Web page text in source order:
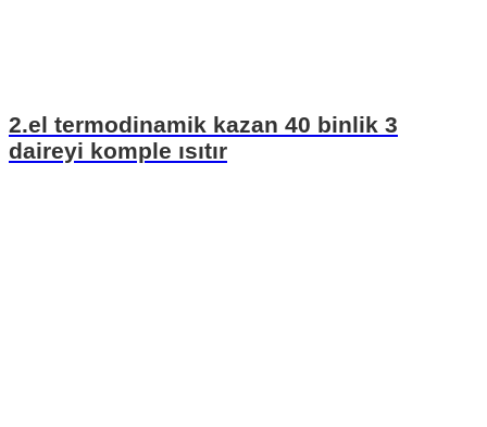
2.el termodinamik kazan 40 binlik 3
daireyi komple ısıtır